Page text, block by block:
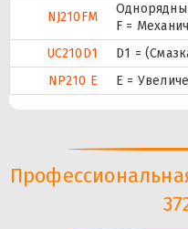
NJ210FM
F =
UC210D1
D1 =
NP210 E
Е =